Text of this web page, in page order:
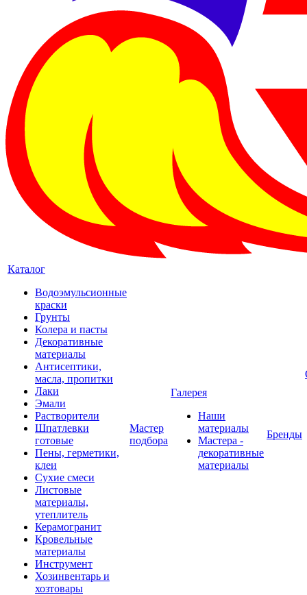
Каталог
Водоэмульсионные
краски
Грунты
Колера и пасты
Декоративные
материалы
Антисептики,
масла, пропитки
Лаки
Эмали
Растворители
Шпатлевки
готовые
Пены, герметики,
клеи
Сухие смеси
Листовые
материалы,
утеплитель
Керамогранит
Кровельные
материалы
Инструмент
Хозинвентарь и
хозтовары
Мастер
подбора
Галерея
Наши
материалы
Мастера -
декоративные
материалы
Бренды